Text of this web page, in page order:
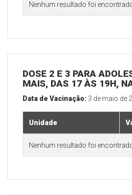
Nenhum resultado foi
DOSE 2 E 3 PARA
MAIS, DAS 17 ÀS 19H,
Data de Vacinação: 3 de maio de
Unidade
Nenhum resultado foi